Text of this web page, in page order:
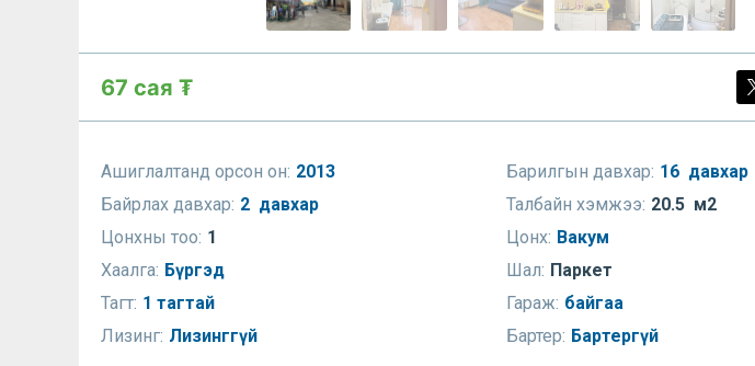
67 сая ₮
Ашиглалтанд орсон он: 2013 Барилгын давхар:
16 давхар
Байрлах давхар:
2 давхар Талбайн хэмжээ:
20.5 м2
Цонхны тоо: 1 Цонх: Вакум
Хаалга: Бүргэд Шал: Паркет
Тагт: 1 тагтай Гараж: байгаа
Лизинг: Лизинггүй Бартер: Бартергүй